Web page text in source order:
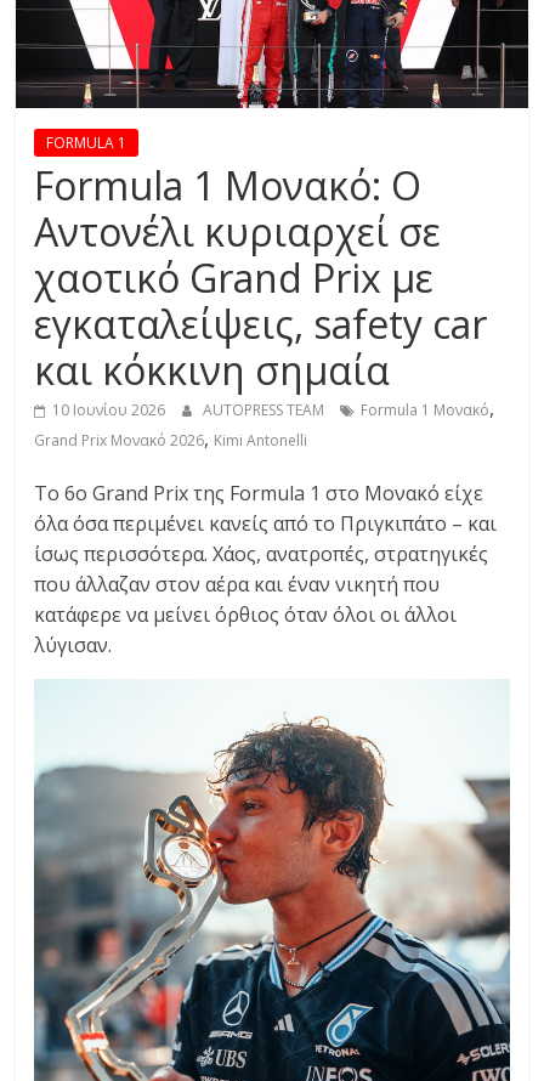
R
E
S
S
FORMULA 1
Formula 1 Μονακό: Ο
Αντονέλι κυριαρχεί σε
χαοτικό Grand Prix με
εγκαταλείψεις, safety car
και κόκκινη σημαία
10 Ιουνίου 2026 AUTOPRESS TEAM Formula 1 Μονακό,
Grand Prix Μονακό 2026, Kimi Antonelli
Το 6ο Grand Prix της Formula 1 στο Μονακό είχε
όλα όσα περιμένει κανείς από το Πριγκιπάτο – και
ίσως περισσότερα. Χάος, ανατροπές, στρατηγικές
που άλλαζαν στον αέρα και έναν νικητή που
κατάφερε να μείνει όρθιος όταν όλοι οι άλλοι
λύγισαν.